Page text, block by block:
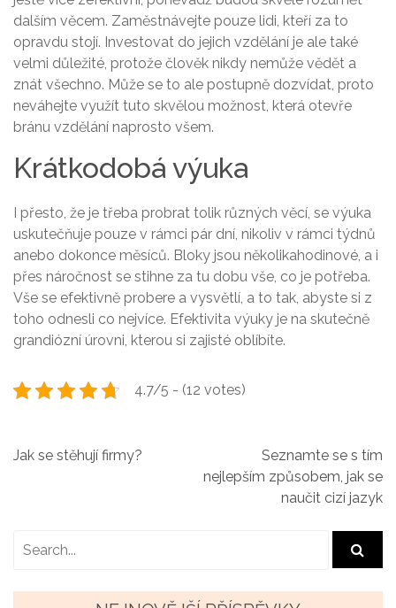
dalším věcem. Zaměstnávejte pouze lidi, kteří za to
opravdu stojí. Investovat do jejich vzdělání je ale také
velmi důležité, protože člověk nikdy nemůže vědět a
znát všechno. Může se to ale postupně dozvídat, proto
neváhejte využít tuto skvělou možnost, která otevře
bránu vzdělání naprosto všem.
Krátkodobá výuka
I přesto, že je třeba probrat tolik různých věcí, se výuka
uskutečňuje pouze v rámci pár dní, nikoliv v rámci týdnů
anebo dokonce měsíců. Bloky jsou několikahodinové, a i
přes náročnost se stihne za tu dobu vše, co je potřeba.
Vše se efektivně probere a vysvětlí, a to tak, abyste si z
toho odnesli co nejvíce. Efektivita výuky je na skutečně
grandiózní úrovni, kterou si zajisté oblíbíte.
4.7/5 - (12 votes)
N
g
Jak se stěhují firmy?
Seznamte se s tím
nejlepším způsobem, jak se
naučit cizí jazyk